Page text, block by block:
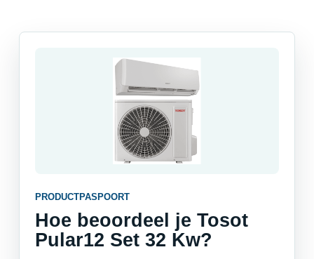
PRODUCTPASPOORT
Hoe beoordeel je Tosot
Pular12 Set 32 Kw?